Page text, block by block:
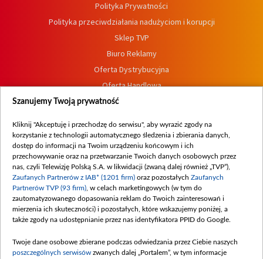
Polityka Prywatności
Polityka przeciwdziałania nadużyciom i korupcji
Sklep TVP
Biuro Reklamy
Oferta Dystrybucyjna
Oferta Handlowa
Dostępność
Procedura zgłoszeń wewnętrznych
Szanujemy Twoją prywatność
Kliknij "Akceptuję i przechodzę do serwisu", aby wyrazić zgody na
korzystanie z technologii automatycznego śledzenia i zbierania danych,
dostęp do informacji na Twoim urządzeniu końcowym i ich
przechowywanie oraz na przetwarzanie Twoich danych osobowych przez
nas, czyli Telewizję Polską S.A. w likwidacji (zwaną dalej również „TVP”),
Zaufanych Partnerów z IAB* (1201 firm) oraz pozostałych Zaufanych
Partnerów TVP (93 firm) , w celach marketingowych (w tym do
zautomatyzowanego dopasowania reklam do Twoich zainteresowań i
mierzenia ich skuteczności) i pozostałych, które wskazujemy poniżej, a
także zgody na udostępnianie przez nas identyfikatora PPID do Google.
Twoje dane osobowe zbierane podczas odwiedzania przez Ciebie naszych
poszczególnych serwisów zwanych dalej „Portalem”, w tym informacje